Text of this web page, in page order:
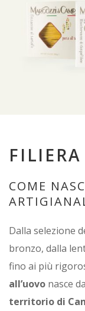
COME
Dalla selezione
bronzo, dalla
fino ai più
all’uovo nasce
territorio di